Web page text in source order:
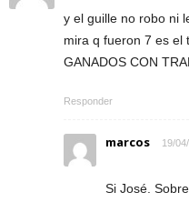
y el guille no robo ni
mira q fueron 7 es el
GANADOS CON
Responder
marcos 19/
Si José.